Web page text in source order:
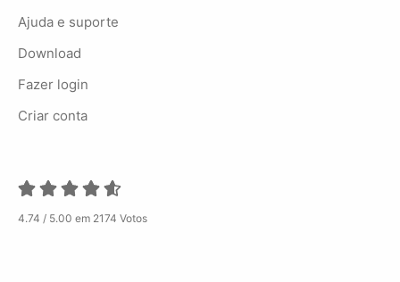
Ajuda e suporte
Download
Fazer login
Criar conta
4.74 / 5.00 em 2174 Votos